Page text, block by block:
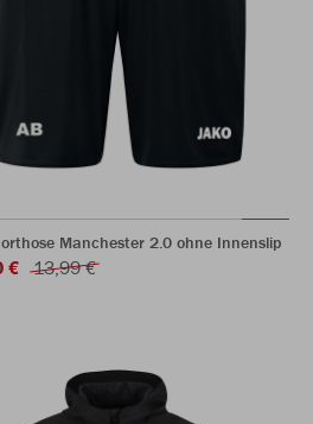
Manchester 2.0 ohne Innenslip
€ 13,99 €